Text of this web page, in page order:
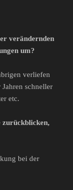
verändernden
um?
verliefen
schneller
etc.
bei der